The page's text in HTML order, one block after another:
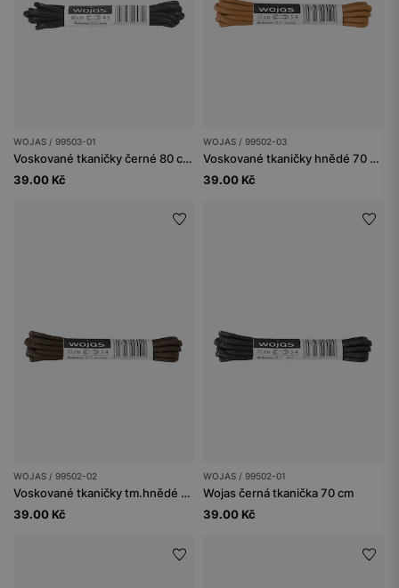
WOJAS / 99503-01
Voskované tkaničky černé 80 cm 99503-01
39.00 Kč
WOJAS / 99502-03
Voskované tkaničky hnědé 70 cm
39.00 Kč
WOJAS / 99502-02
Voskované tkaničky tm.hnědé 70cm 99502-02
39.00 Kč
WOJAS / 99502-01
Wojas černá tkanička 70 cm
39.00 Kč